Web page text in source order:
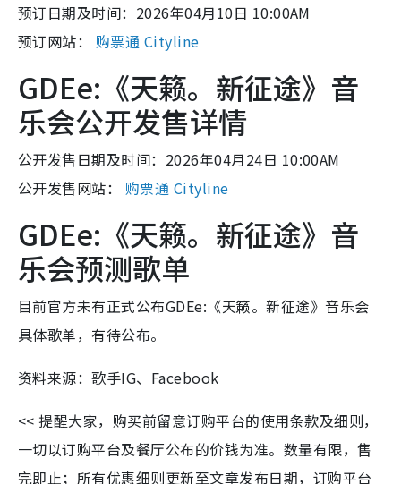
预订日期及时间：2026年04月10日 10:00AM
预订网站： 购票通 Cityline
GDEe:《天籁。新征途》音
乐会公开发售详情
公开发售日期及时间：2026年04月24日 10:00AM
公开发售网站： 购票通 Cityline
GDEe:《天籁。新征途》音
乐会预测歌单
目前官方未有正式公布GDEe:《天籁。新征途》音乐会
具体歌单，有待公布。
资料来源：歌手IG、Facebook
<< 提醒大家，购买前留意订购平台的使用条款及细则，
一切以订购平台及餐厅公布的价钱为准。数量有限，售
完即止；所有优惠细则更新至文章发布日期，订购平台